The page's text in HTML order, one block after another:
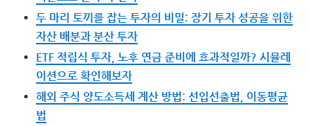
두 마리 토끼를 잡는 투자의 비밀: 장기 투자 성공을 위한
자산 배분과 분산 투자
ETF 적립식 투자, 노후 연금 준비에 효과적일까? 시뮬레
이션으로 확인해보자
해외 주식 양도소득세 계산 방법: 선입선출법, 이동평균
법